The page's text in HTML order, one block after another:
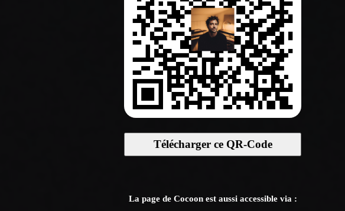
Télécharger ce QR-Code
La page de Cocoon est aussi accessible via :